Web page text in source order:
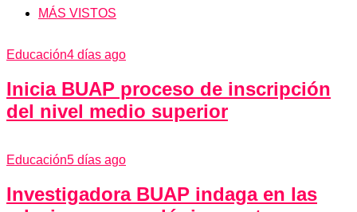
MÁS VISTOS
Educación4 días ago
Inicia BUAP proceso de inscripción
del nivel medio superior
Educación5 días ago
Investigadora BUAP indaga en las